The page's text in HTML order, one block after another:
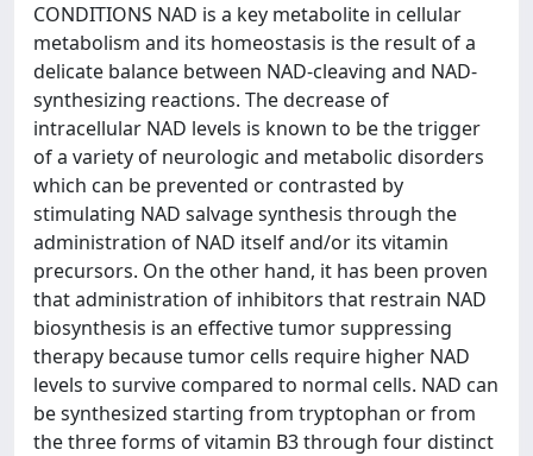
CONDITIONS NAD is a key metabolite in cellular
metabolism and its homeostasis is the result of a
delicate balance between NAD-cleaving and NAD-
synthesizing reactions. The decrease of
intracellular NAD levels is known to be the trigger
of a variety of neurologic and metabolic disorders
which can be prevented or contrasted by
stimulating NAD salvage synthesis through the
administration of NAD itself and/or its vitamin
precursors. On the other hand, it has been proven
that administration of inhibitors that restrain NAD
biosynthesis is an effective tumor suppressing
therapy because tumor cells require higher NAD
levels to survive compared to normal cells. NAD can
be synthesized starting from tryptophan or from
the three forms of vitamin B3 through four distinct